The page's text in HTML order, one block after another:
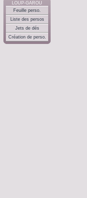
LOUP-GAROU
Feuille perso.
Liste des persos
Jets de dés
Création de perso.